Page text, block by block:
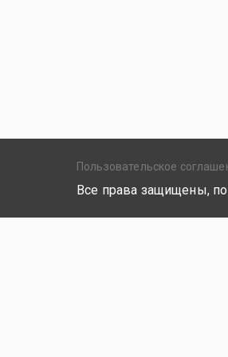
Пользовательское
Все права защищены,